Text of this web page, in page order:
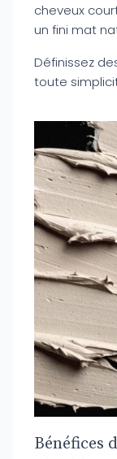
cheveux
un fini mat
Définissez
toute
Bénéfices